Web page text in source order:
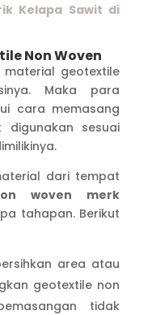
Kelapa Sawit di
Non Woven
geotextile
Maka para
cara memasang
sesuai
dari tempat
woven merk
tahapan. Berikut
area atau
geotextile non
tidak